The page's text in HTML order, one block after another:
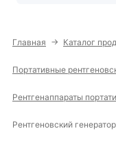
Главная → Каталог
Портативные
Рентгенаппараты
Рентгеновский